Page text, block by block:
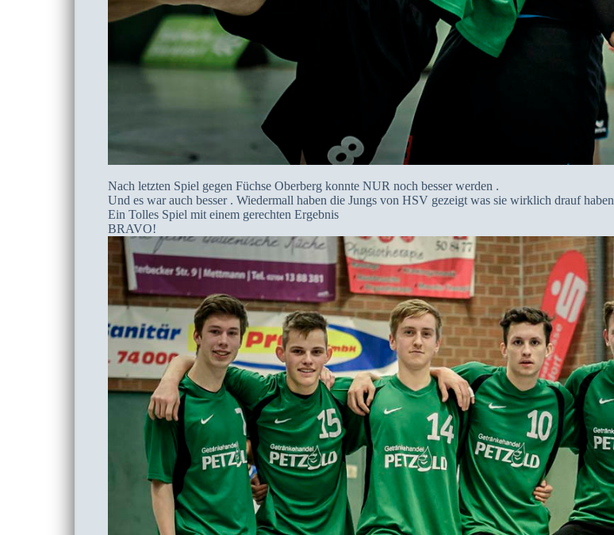
Nach letzten Spiel gegen Füchse Oberberg konnte NUR noch besser werden .
Und es war auch besser . Wiedermall haben die Jungs von HSV gezeigt was sie wirklich drauf haben
Ein Tolles Spiel mit einem gerechten Ergebnis
BRAVO!